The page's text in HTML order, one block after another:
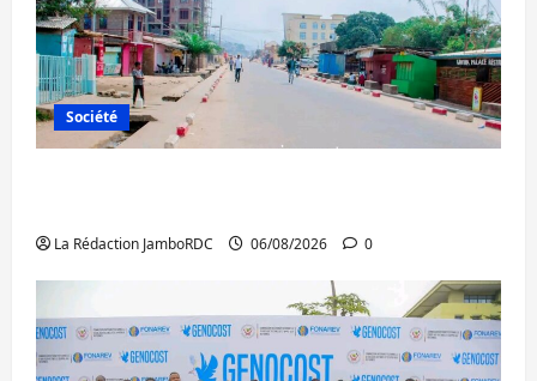
Société
La Rédaction JamboRDC 06/08/2026 0